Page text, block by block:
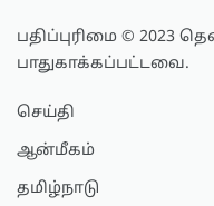
பதிப்புரிமை © 2023
பாதுகாக்கப்பட்டவை.
செய்தி
ஆன்மீகம்
தமிழ்நாடு